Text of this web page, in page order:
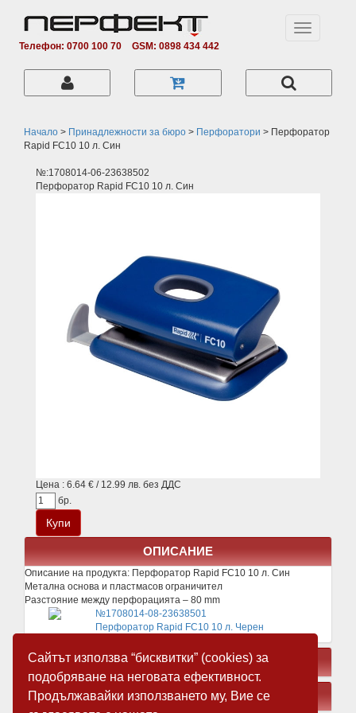
Сайтът използва “бисквитки” (cookies) за
подобряване на неговата ефективност.
Продължавайки използването му, Вие се
Телефон: 0700 100 70 GSM: 0898 434 442
Toggle
Начало > Принадлежности за бюро > Перфоратори > Перфоратор
Rapid FC10 10 л. Син
№:1708014-06-23638502
Перфоратор Rapid FC10 10 л. Син
Цена : 6.64 € / 12.99 лв. без ДДС
бр.
ОПИСАНИЕ
Описание на продукта: Перфоратор Rapid FC10 10 л. Син
Метална основа и пластмасов ограничител
Разстояние между перфорацията – 80 mm
№1708014-08-23638501
Перфоратор Rapid FC10 10 л. Черен
СВЪРЗАНИ ПРОДУКТИ
ЗАМЕСТВАЩИ ПРОДУКТИ